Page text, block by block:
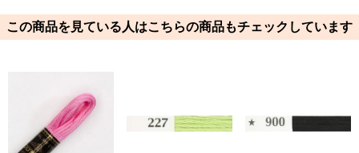
この商品を見ている人はこちらの商品もチェックしています